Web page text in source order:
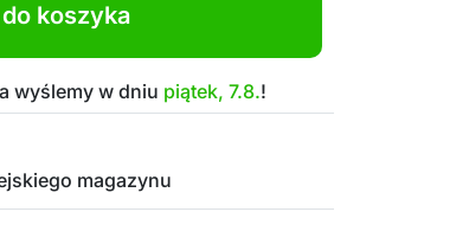
koszyka
wyślemy w dniu piątek, 7.8.!
magazynu